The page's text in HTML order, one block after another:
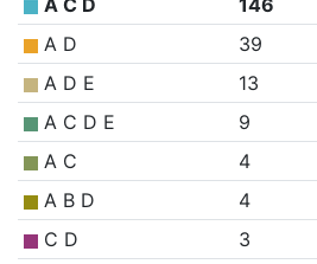
A C D
146
A D
39
A D E
13
A C D E
9
A C
4
A B D
4
C D
3